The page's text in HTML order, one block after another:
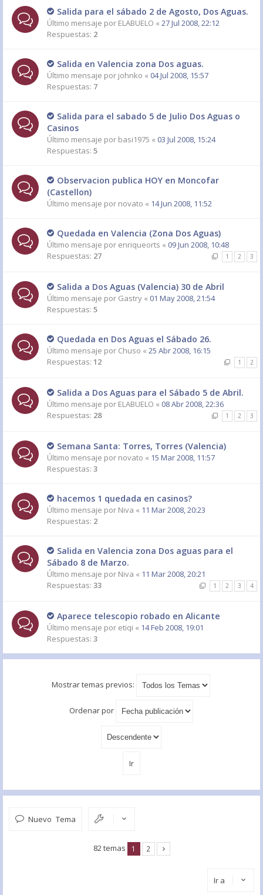
Salida para el sábado 2 de Agosto, Dos Aguas.
Último mensaje por ELABUELO « 27 Jul 2008, 22:12
Respuestas: 2
Salida en Valencia zona Dos aguas.
Último mensaje por johnko « 04 Jul 2008, 15:57
Respuestas: 7
Salida para el sabado 5 de Julio Dos Aguas o
Casinos
Último mensaje por basi1975 « 03 Jul 2008, 15:24
Respuestas: 5
Observacion publica HOY en Moncofar
(Castellon)
Último mensaje por novato « 14 Jun 2008, 11:52
Quedada en Valencia (Zona Dos Aguas)
Último mensaje por enriqueorts « 09 Jun 2008, 10:48
Respuestas: 27 1 2 3
Salida a Dos Aguas (Valencia) 30 de Abril
Último mensaje por Gastry « 01 May 2008, 21:54
Respuestas: 5
Quedada en Dos Aguas el Sábado 26.
Último mensaje por Chuso « 25 Abr 2008, 16:15
Respuestas: 12 1 2
Salida a Dos Aguas para el Sábado 5 de Abril.
Último mensaje por ELABUELO « 08 Abr 2008, 22:36
Respuestas: 28 1 2 3
Semana Santa: Torres, Torres (Valencia)
Último mensaje por novato « 15 Mar 2008, 11:57
Respuestas: 3
hacemos 1 quedada en casinos?
Último mensaje por Niva « 11 Mar 2008, 20:23
Respuestas: 2
Salida en Valencia zona Dos aguas para el
Sábado 8 de Marzo.
Último mensaje por Niva « 11 Mar 2008, 20:21
Respuestas: 33 1 2 3 4
Aparece telescopio robado en Alicante
Último mensaje por etiqi « 14 Feb 2008, 19:01
Respuestas: 3
Mostrar temas previos:
Ordenar por
Nuevo Tema
82 temas 1 2
Ir a